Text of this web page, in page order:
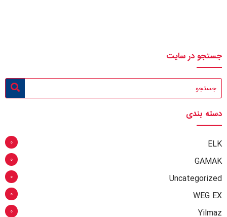
جستجو در سایت
دسته بندی
ELK
0
GAMAK
0
Uncategorized
0
WEG EX
0
Yilmaz
0